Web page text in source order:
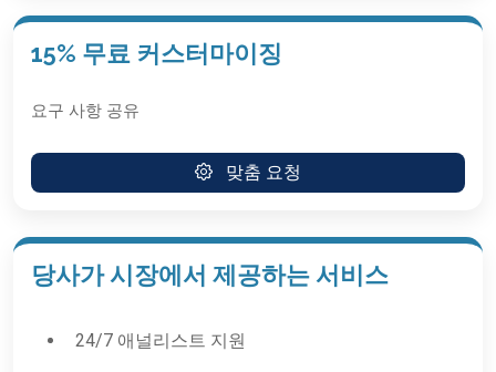
15% 무료 커스터마이징
요구 사항 공유
맞춤 요청
당사가 시장에서 제공하는 서비스
24/7 애널리스트 지원